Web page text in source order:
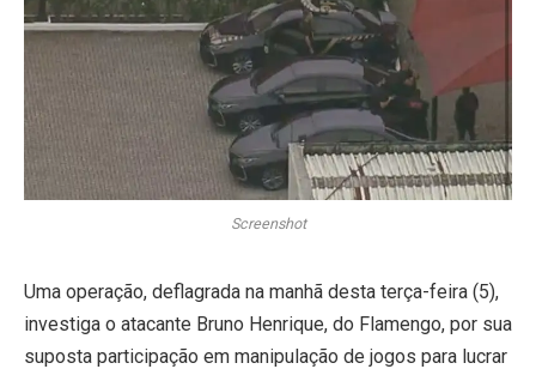
Screenshot
Uma operação, deflagrada na manhã desta terça-feira (5),
investiga o atacante Bruno Henrique, do Flamengo, por sua
suposta participação em manipulação de jogos para lucrar